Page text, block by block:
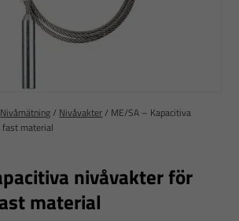
Nivåmätning/ Nivåvakter/ ME/SA – Kapacitiva
material
nivåvakter för
material